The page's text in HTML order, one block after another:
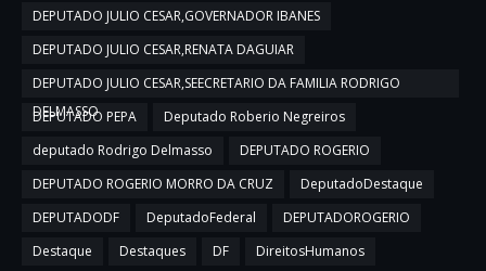
DEPUTADO JULIO CESAR,GOVERNADOR IBANES
DEPUTADO JULIO CESAR,RENATA DAGUIAR
DEPUTADO JULIO CESAR,SEECRETARIO DA FAMILIA RODRIGO
DELMASSO
DEPUTADO PEPA
Deputado Roberio Negreiros
deputado Rodrigo Delmasso
DEPUTADO ROGERIO
DEPUTADO ROGERIO MORRO DA CRUZ
DeputadoDestaque
DEPUTADODF
DeputadoFederal
DEPUTADOROGERIO
Destaque
Destaques DF
DireitosHumanos